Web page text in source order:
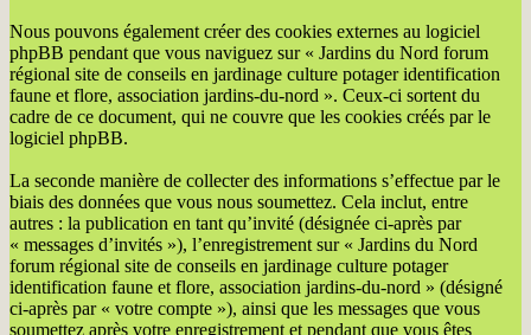
Nous pouvons également créer des cookies externes au logiciel
phpBB pendant que vous naviguez sur « Jardins du Nord forum
régional site de conseils en jardinage culture potager identification
faune et flore, association jardins-du-nord ». Ceux-ci sortent du
cadre de ce document, qui ne couvre que les cookies créés par le
logiciel phpBB.
La seconde manière de collecter des informations s’effectue par le
biais des données que vous nous soumettez. Cela inclut, entre
autres : la publication en tant qu’invité (désignée ci-après par
« messages d’invités »), l’enregistrement sur « Jardins du Nord
forum régional site de conseils en jardinage culture potager
identification faune et flore, association jardins-du-nord » (désigné
ci-après par « votre compte »), ainsi que les messages que vous
soumettez après votre enregistrement et pendant que vous êtes